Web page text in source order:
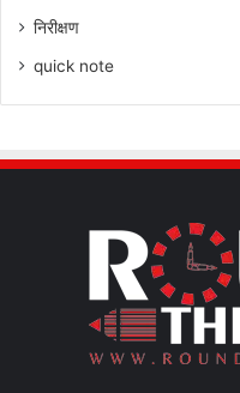
निरीक्षण
quick note